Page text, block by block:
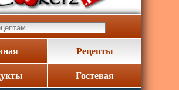
Рецепты
Гостевая